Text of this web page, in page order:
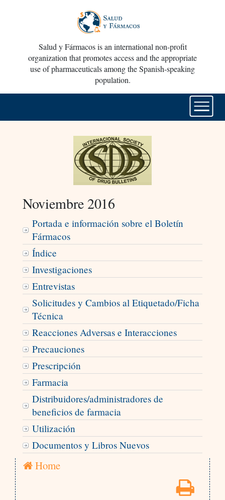
Salud y Fármacos is an international non-profit
organization that promotes access and the appropriate
use of pharmaceuticals among the Spanish-speaking
population.
Noviembre 2016
Portada e información sobre el Boletín
Fármacos
Índice
Investigaciones
Entrevistas
Solicitudes y Cambios al Etiquetado/Ficha
Técnica
Reacciones Adversas e Interacciones
Precauciones
Prescripción
Farmacia
Distribuidores/administradores de
beneficios de farmacia
Utilización
Documentos y Libros Nuevos
Home